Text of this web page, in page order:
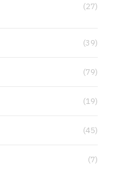
(27)
(39)
(79)
(19)
(45)
(7)